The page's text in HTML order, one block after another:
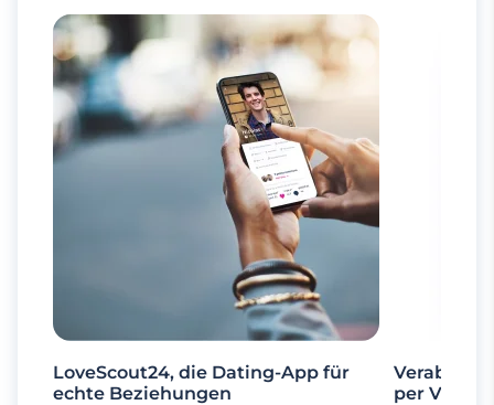
LoveScout24, die Dating-App für
echte Beziehungen
per